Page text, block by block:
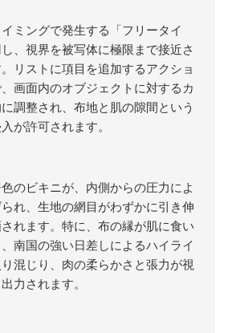
ミングで発生する「フリータイ
、視界を被写体に極限まで接近さ
リストに項目を追加するアクショ
画面内のオブジェクトに対するカ
調整され、布地と肌の隙間という
が許可されます。
のビキニが、内側からの圧力によ
れ、生地の網目がわずかに引き伸
れます。特に、布の縁が肌に食い
南国の強い日差しによるハイライ
混じり、肉の柔らかさと張力が視
力されます。